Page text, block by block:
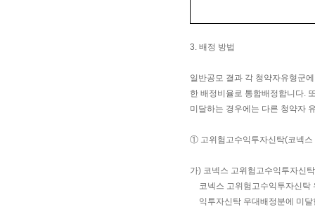
3. 배정 방법
일반공모 결과 각 청약자유형군
한 배정비율로 통합배정합니다.
미달하는 경우에는 다른 청약자
① 고위험고수익투자신탁(코넥스
가) 코넥스 고위험고수익투자신
코넥스 고위험고수익투자신탁
익투자신탁 우대배정분에 미